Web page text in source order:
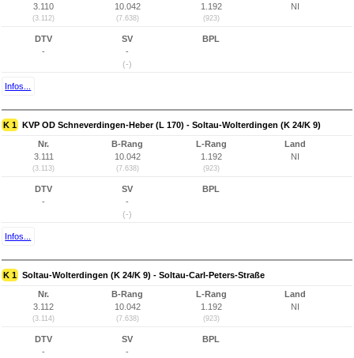
3.110
(3.112)
10.042
(7.638)
1.192
(923)
NI
DTV
-
SV
-
(-)
BPL
Infos...
K 1 KVP OD Schneverdingen-Heber (L 170) - Soltau-Wolterdingen (K 24/K 9)
Nr.
3.111
(3.113)
B-Rang
10.042
(7.638)
L-Rang
1.192
(923)
Land
NI
DTV
-
SV
-
(-)
BPL
Infos...
K 1 Soltau-Wolterdingen (K 24/K 9) - Soltau-Carl-Peters-Straße
Nr.
3.112
(3.114)
B-Rang
10.042
(7.638)
L-Rang
1.192
(923)
Land
NI
DTV
-
SV
-
BPL